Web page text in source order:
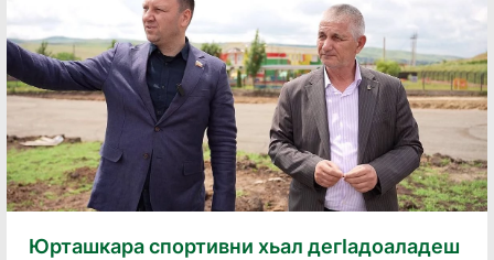
Юрташкара спортивни хьал дегӏадоаладеш